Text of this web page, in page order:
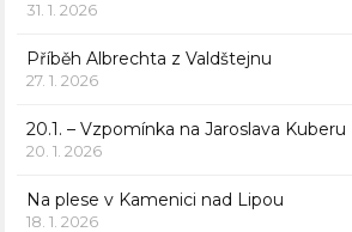
31. 1. 2026
Příběh Albrechta z Valdštejnu
27. 1. 2026
20.1. – Vzpomínka na Jaroslava Kuberu
20. 1. 2026
Na plese v Kamenici nad Lipou
18. 1. 2026